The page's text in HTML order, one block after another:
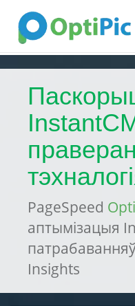
PageSpeed Opti
аптымізацыя
Insights